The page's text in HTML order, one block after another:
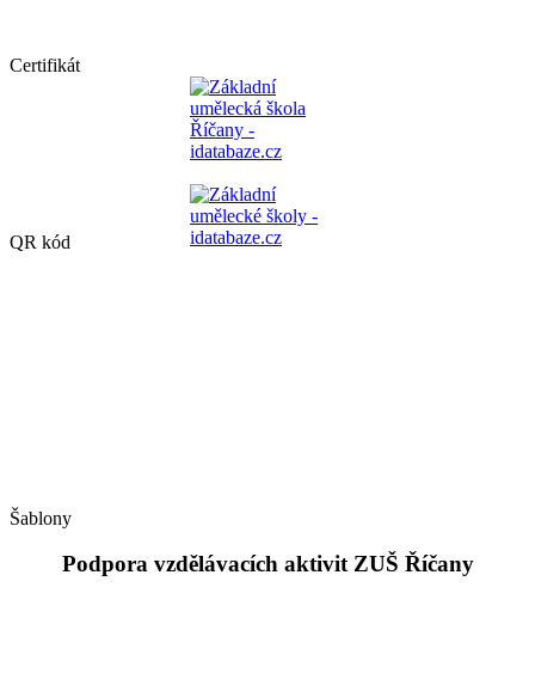
Certifikát
QR kód
Šablony
Podpora vzdělávacích aktivit ZUŠ Říčany